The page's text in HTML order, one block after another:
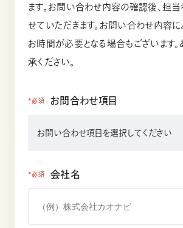
ます。お問い合わせ内容の確認後、担
せていただきます。お問い合わせ内容
お時間が必要となる場合もございます。
承ください。
*必須 お問合わせ項目
*必須 会社名